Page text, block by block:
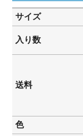
サイズ
入り数
送料
色